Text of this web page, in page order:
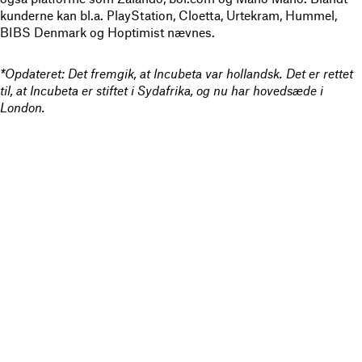
kunderne kan bl.a. PlayStation, Cloetta, Urtekram, Hummel,
BIBS Denmark og Hoptimist nævnes.
*Opdateret: Det fremgik, at Incubeta var hollandsk. Det er rettet
til, at Incubeta er stiftet i Sydafrika, og nu har hovedsæde i
London.